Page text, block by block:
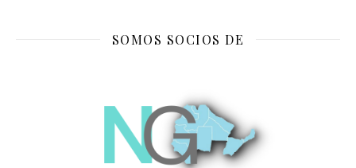
SOMOS SOCIOS DE